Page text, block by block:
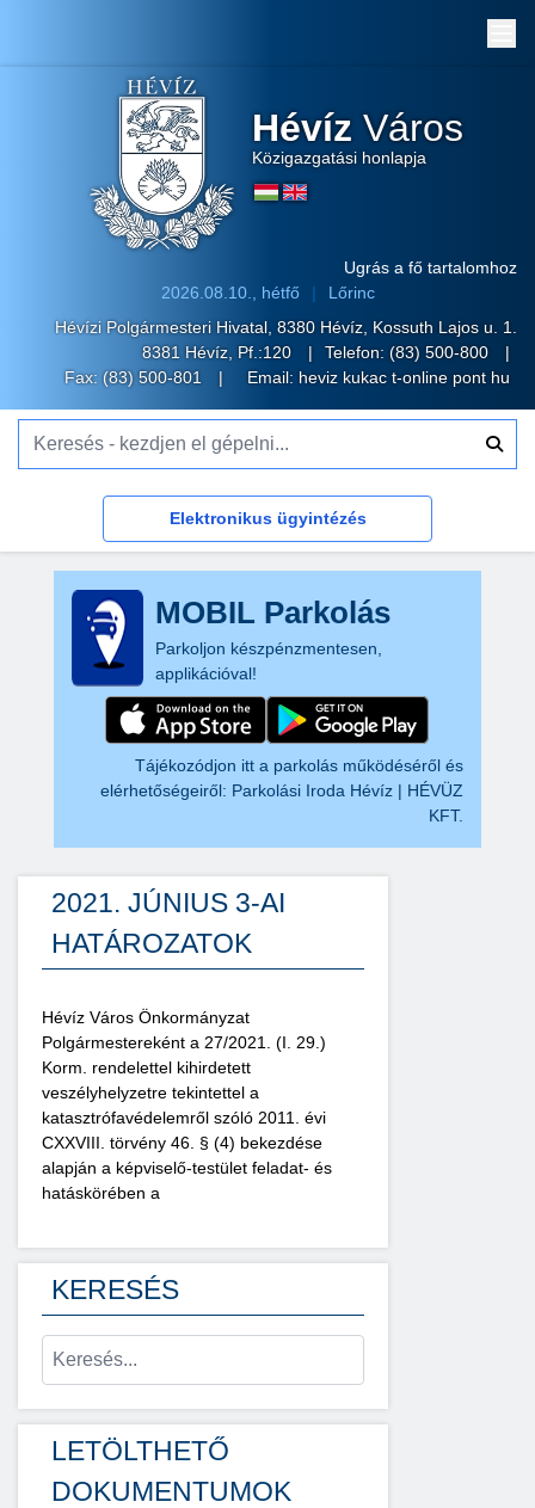
Hévíz Város
Közigazgatási honlapja
Ugrás a fő tartalomhoz
2026.08.10., hétfő
Lőrinc
Hévízi Polgármesteri Hivatal, 8380 Hévíz, Kossuth Lajos u. 1.
8381 Hévíz, Pf.:120
Telefon: (83) 500-800
Fax: (83) 500-801
Email: heviz kukac t-online pont hu
Elektronikus ügyintézés
MOBIL Parkolás
Parkoljon készpénzmentesen,
applikációval!
Tájékozódjon itt a parkolás működéséről és
elérhetőségeiről: Parkolási Iroda Hévíz | HÉVÜZ
KFT.
2021. JÚNIUS 3-AI
HATÁROZATOK
Hévíz Város Önkormányzat
Polgármestereként a 27/2021. (I. 29.)
Korm. rendelettel kihirdetett
veszélyhelyzetre tekintettel a
katasztrófavédelemről szóló 2011. évi
CXXVIII. törvény 46. § (4) bekezdése
alapján a képviselő-testület feladat- és
hatáskörében a
KERESÉS
LETÖLTHETŐ
DOKUMENTUMOK